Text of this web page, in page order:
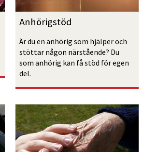
Anhörigstöd
Är du en anhörig som hjälper och
stöttar någon närstående? Du
som anhörig kan få stöd för egen
del.